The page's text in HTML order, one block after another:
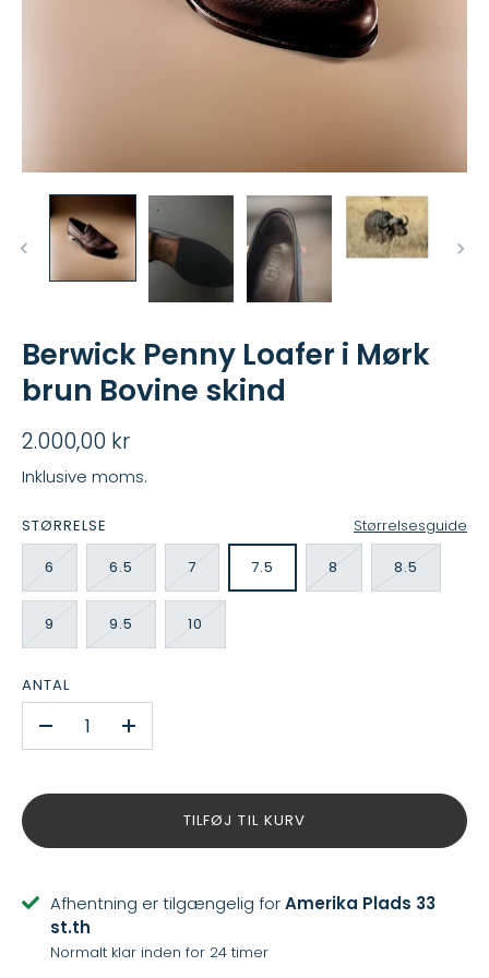
Berwick Penny Loafer i Mørk
brun Bovine skind
2.000,00 kr
Inklusive moms.
Størrelsesguide
STØRRELSE
6
6.5 7 7.5 8 8.5
9 9.5 10
ANTAL
+
TILFØJ TIL KURV
Afhentning er tilgængelig forAmerika Plads 33
st.th
Normalt klar inden for 24 timer